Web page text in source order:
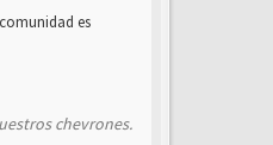
es
chevrones.